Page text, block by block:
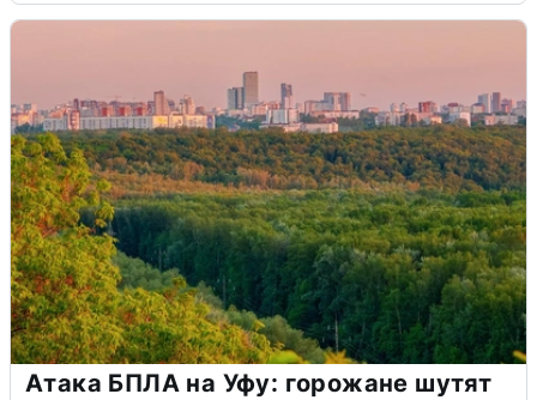
Атака БПЛА на Уфу: горожане шутят